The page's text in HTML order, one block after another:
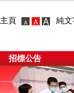
主頁 純文
招標公告